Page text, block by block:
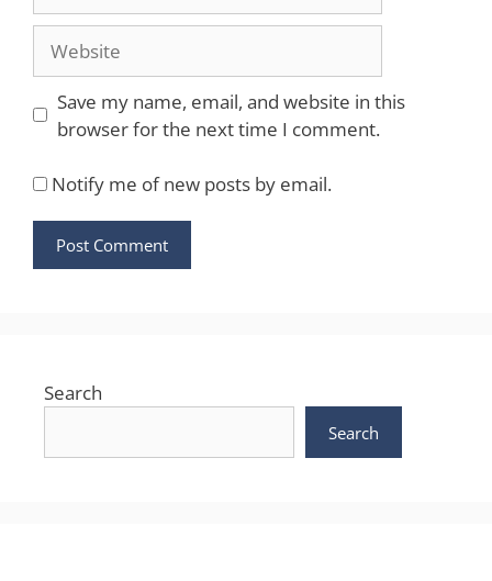
Website
Save my name, email, and website in this
browser for the next time I comment.
Notify me of new posts by email.
Search
Search